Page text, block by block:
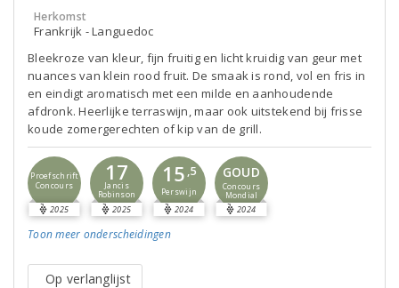
Herkomst
Frankrijk - Languedoc
Bleekroze van kleur, fijn fruitig en licht kruidig van geur met
nuances van klein rood fruit. De smaak is rond, vol en fris in
en eindigt aromatisch met een milde en aanhoudende
afdronk. Heerlijke terraswijn, maar ook uitstekend bij frisse
koude zomergerechten of kip van de grill.
Proefschrift
Concours
2025
17
Jancis
Robinson
2025
15 ,5
Perswijn
2024
GOUD
Concours
Mondial
2024
Toon meer onderscheidingen
Op verlanglijst